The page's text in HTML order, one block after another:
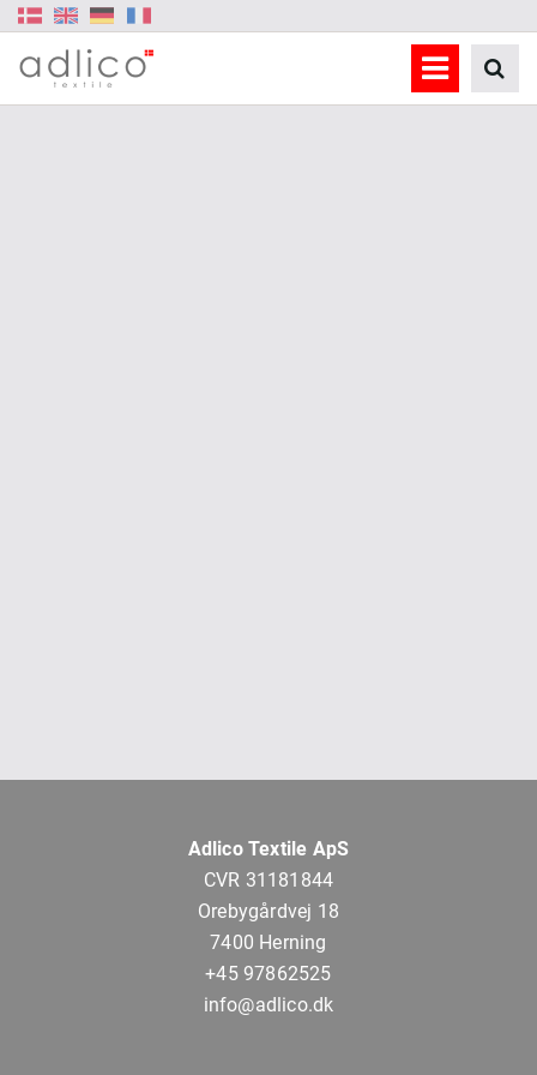
Adlico Textile ApS
CVR 31181844
Orebygårdvej 18
7400 Herning
+45 97862525
info@adlico.dk